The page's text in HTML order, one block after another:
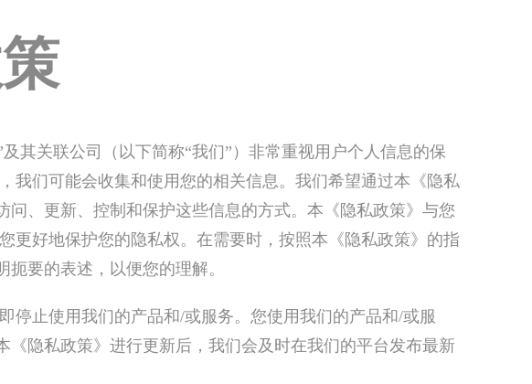
其关联公司（以下简称“我们”）非常重视用户个人信息的保
我们可能会收集和使用您的相关信息。我们希望通过本《隐私
、更新、控制和保护这些信息的方式。本《隐私政策》与您
更好地保护您的隐私权。在需要时，按照本《隐私政策》的指
要的表述，以便您的理解。
停止使用我们的产品和/或服务。您使用我们的产品和/或服
隐私政策》进行更新后，我们会及时在我们的平台发布最新